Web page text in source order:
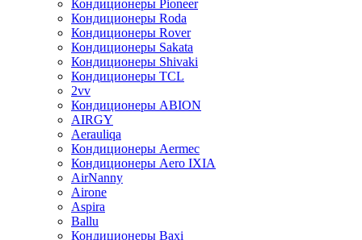
Кондиционеры Pioneer
Кондиционеры Roda
Кондиционеры Rover
Кондиционеры Sakata
Кондиционеры Shivaki
Кондиционеры TCL
2vv
Кондиционеры ABION
AIRGY
Aerauliqa
Кондиционеры Aermec
Кондиционеры Aero IXIA
AirNanny
Airone
Aspira
Ballu
Кондиционеры Baxi